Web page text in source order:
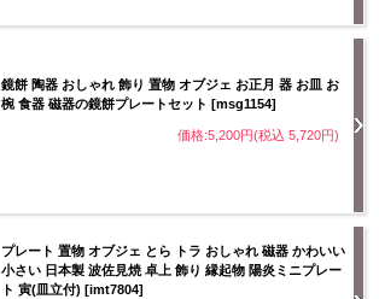
鏡餅 陶器 おしゃれ 飾り 置物 オブジェ お正月 器 お皿 お
椀 食器 磁器の鏡餅プレートセット [msg1154]
価格:5,200円(税込 5,720円)
プレート 置物 オブジェ とら トラ おしゃれ 磁器 かわいい
小さい 日本製 波佐見焼 卓上 飾り 縁起物 陽炎ミニプレー
ト 寅(皿立付) [imt7804]